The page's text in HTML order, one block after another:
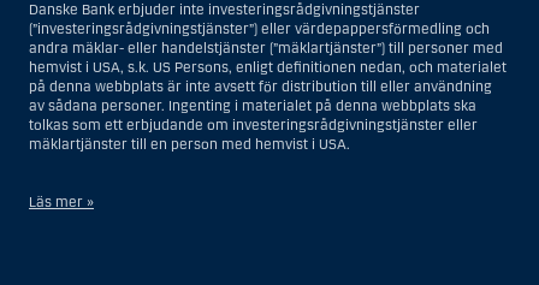
Danske Bank erbjuder inte investeringsrådgivningstjänster
(”investeringsrådgivningstjänster”) eller värdepappersförmedling och
andra mäklar- eller handelstjänster (”mäklartjänster”) till personer med
hemvist i USA, s.k. US Persons, enligt definitionen nedan, och materialet
på denna webbplats är inte avsett för distribution till eller användning
av sådana personer. Ingenting i materialet på denna webbplats ska
tolkas som ett erbjudande om investeringsrådgivningstjänster eller
mäklartjänster till en person med hemvist i USA.
Läs mer »